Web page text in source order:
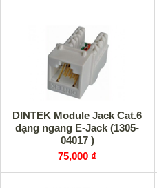
DINTEK Module Jack Cat.6
dạng ngang E-Jack (1305-
04017 )
75,000 ₫